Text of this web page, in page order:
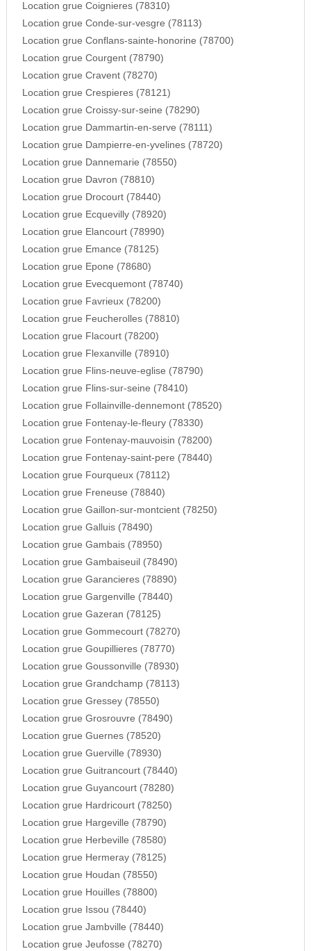
Location grue Coignieres (78310)
Location grue Conde-sur-vesgre (78113)
Location grue Conflans-sainte-honorine (78700)
Location grue Courgent (78790)
Location grue Cravent (78270)
Location grue Crespieres (78121)
Location grue Croissy-sur-seine (78290)
Location grue Dammartin-en-serve (78111)
Location grue Dampierre-en-yvelines (78720)
Location grue Dannemarie (78550)
Location grue Davron (78810)
Location grue Drocourt (78440)
Location grue Ecquevilly (78920)
Location grue Elancourt (78990)
Location grue Emance (78125)
Location grue Epone (78680)
Location grue Evecquemont (78740)
Location grue Favrieux (78200)
Location grue Feucherolles (78810)
Location grue Flacourt (78200)
Location grue Flexanville (78910)
Location grue Flins-neuve-eglise (78790)
Location grue Flins-sur-seine (78410)
Location grue Follainville-dennemont (78520)
Location grue Fontenay-le-fleury (78330)
Location grue Fontenay-mauvoisin (78200)
Location grue Fontenay-saint-pere (78440)
Location grue Fourqueux (78112)
Location grue Freneuse (78840)
Location grue Gaillon-sur-montcient (78250)
Location grue Galluis (78490)
Location grue Gambais (78950)
Location grue Gambaiseuil (78490)
Location grue Garancieres (78890)
Location grue Gargenville (78440)
Location grue Gazeran (78125)
Location grue Gommecourt (78270)
Location grue Goupillieres (78770)
Location grue Goussonville (78930)
Location grue Grandchamp (78113)
Location grue Gressey (78550)
Location grue Grosrouvre (78490)
Location grue Guernes (78520)
Location grue Guerville (78930)
Location grue Guitrancourt (78440)
Location grue Guyancourt (78280)
Location grue Hardricourt (78250)
Location grue Hargeville (78790)
Location grue Herbeville (78580)
Location grue Hermeray (78125)
Location grue Houdan (78550)
Location grue Houilles (78800)
Location grue Issou (78440)
Location grue Jambville (78440)
Location grue Jeufosse (78270)